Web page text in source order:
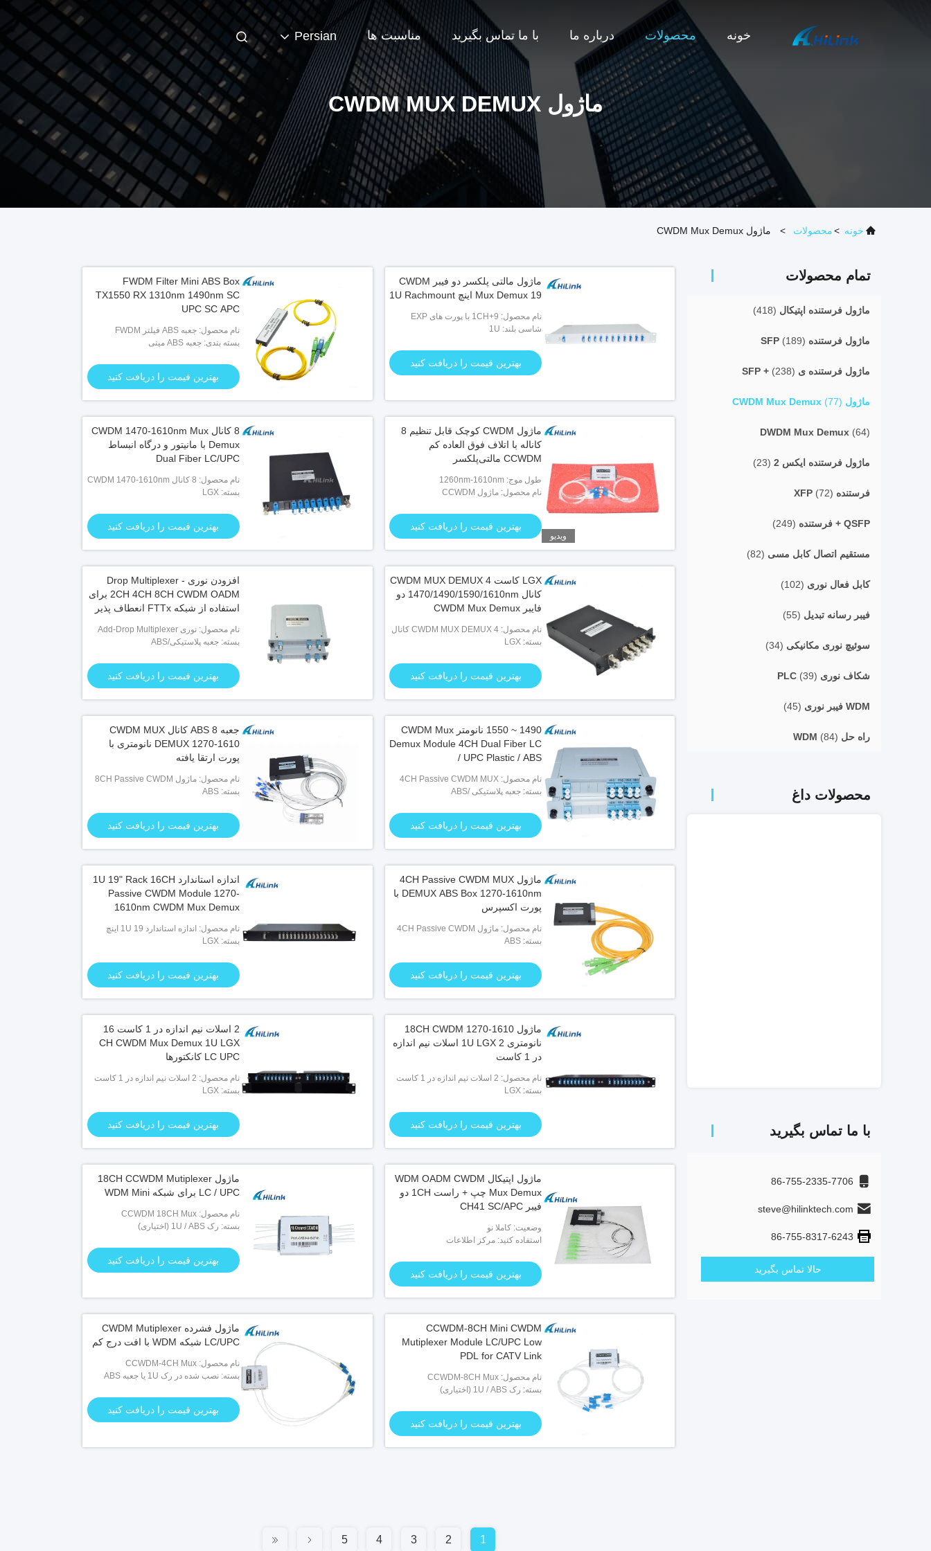
خونه محصولات درباره ما با ما تماس بگیرید مناسبت ها Persian
ماژول CWDM MUX DEMUX
خونه >محصولات > ماژول CWDM Mux Demux
تمام محصولات
ماژول فرستنده اپتیکال (418)
ماژول فرستنده SFP (189)
ماژول فرستنده ی SFP + (238)
ماژول CWDM Mux Demux (77)
DWDM Mux Demux (64)
ماژول فرستنده ایکس 2 (23)
فرستنده XFP (72)
QSFP + فرستنده (249)
مستقیم اتصال کابل مسی (82)
کابل فعال نوری (102)
فیبر رسانه تبدیل (55)
سوئیچ نوری مکانیکی (34)
شکاف نوری PLC (39)
WDM فیبر نوری (45)
راه حل WDM (84)
محصولات داغ
UPG 1470nm-1610nm 8 کانال CCWDM
ویدیو
LGX Cassette CWDM Mux Demux
Module 8CH SC APC
بهترین قیمت را دریافت کنید
با ما تماس بگیرید
86-755-2335-7706
steve@hilinktech.com
86-755-8317-6243
حالا تماس بگیرید
ماژول مالتی پلکسر دو فیبر CWDM
Mux Demux 19 اینچ 1U Rachmount
نام محصول: 9+1CH با پورت های EXP
CWDM Mux Demux
شاسی بلند: 1U
بهترین قیمت را دریافت کنید
FWDM Filter Mini ABS Box
TX1550 RX 1310nm 1490nm SC
UPC SC APC
نام محصول: جعبه ABS فیلتر FWDM
بسته بندی: جعبه ABS مینی
بهترین قیمت را دریافت کنید
ویدیو
ماژول CWDM کوچک قابل تنظیم 8
کاناله با اتلاف فوق العاده کم
CCWDM مالتی‌پلکسر
طول موج: 1260nm-1610nm
نام محصول: ماژول CCWDM
بهترین قیمت را دریافت کنید
8 کانال CWDM 1470-1610nm Mux
Demux با مانیتور و درگاه انبساط
Dual Fiber LC/UPC
نام محصول: 8 کانال CWDM 1470-1610nm
بسته: LGX
بهترین قیمت را دریافت کنید
LGX کاست CWDM MUX DEMUX 4
کانال 1470/1490/1590/1610nm دو
فایبر CWDM Mux Demux
نام محصول: CWDM MUX DEMUX 4 کانال
1470/1490/1590/1610nm فیبر دوگانه
بسته: LGX
بهترین قیمت را دریافت کنید
افزودن نوری - Drop Multiplexer
2CH 4CH 8CH CWDM OADM برای
استفاده از شبکه FTTx انعطاف پذیر
نام محصول: نوری Add-Drop Multiplexer
بسته: جعبه پلاستیکی/ABS
بهترین قیمت را دریافت کنید
1490 ~ 1550 نانومتر CWDM Mux
Demux Module 4CH Dual Fiber LC
/ UPC Plastic / ABS
نام محصول: 4CH Passive CWDM MUX
DEMUX
بسته: جعبه پلاستیکی /ABS
بهترین قیمت را دریافت کنید
جعبه ABS 8 کانال CWDM MUX
DEMUX 1270-1610 نانومتری با
پورت ارتقا یافته
نام محصول: ماژول 8CH Passive CWDM
MUX DEMUX در ABS
بسته: ABS
بهترین قیمت را دریافت کنید
ماژول 4CH Passive CWDM MUX
DEMUX ABS Box 1270-1610nm با
پورت اکسپرس
نام محصول: ماژول 4CH Passive CWDM
MUX DEMUX در ABS
بسته: ABS
بهترین قیمت را دریافت کنید
اندازه استاندارد 1U 19" Rack 16CH
Passive CWDM Module 1270-
1610nm CWDM Mux Demux
نام محصول: اندازه استاندارد 1U 19 اینچ
Rack 16CH Passive CWDM Module
بسته: LGX
بهترین قیمت را دریافت کنید
ماژول 18CH CWDM 1270-1610
نانومتری 1U LGX 2 اسلات نیم اندازه
در 1 کاست
نام محصول: 2 اسلات نیم اندازه در 1 کاست
16CH CWDM Mux Demux
بسته: LGX
بهترین قیمت را دریافت کنید
2 اسلات نیم اندازه در 1 کاست 16
CH CWDM Mux Demux 1U LGX
LC UPC کانکتورها
نام محصول: 2 اسلات نیم اندازه در 1 کاست
16CH CWDM Mux Demux
بسته: LGX
بهترین قیمت را دریافت کنید
ماژول اپتیکال WDM OADM CWDM
Mux Demux چپ + راست 1CH دو
فیبر CH41 SC/APC
وضعیت: کاملا نو
استفاده کنید: مرکز اطلاعات
بهترین قیمت را دریافت کنید
ماژول 18CH CCWDM Mutiplexer
LC / UPC برای شبکه WDM Mini
نام محصول: CCWDM 18CH Mux
بسته: رک 1U / ABS (اختیاری)
بهترین قیمت را دریافت کنید
CCWDM-8CH Mini CWDM
Mutiplexer Module LC/UPC Low
PDL for CATV Link
نام محصول: CCWDM-8CH Mux
بسته: رک 1U / ABS (اختیاری)
بهترین قیمت را دریافت کنید
ماژول فشرده CWDM Mutiplexer
LC/UPC شبکه WDM با افت درج کم
نام محصول: CCWDM-4CH Mux
بسته: نصب شده در رک 1U یا جعبه ABS
بهترین قیمت را دریافت کنید
1
2
3
4
5